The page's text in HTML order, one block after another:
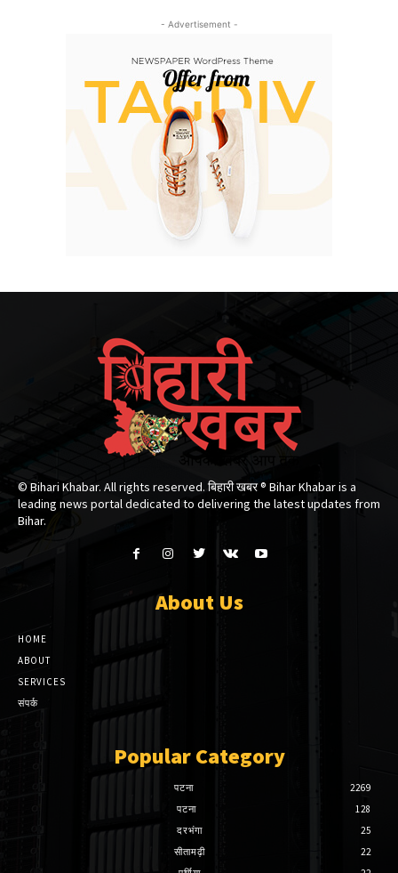
- Advertisement -
© Bihari Khabar. All rights reserved. बिहारी खबर ®​ Bihar Khabar is a
leading news portal dedicated to delivering the latest updates from
Bihar.
About Us
HOME
ABOUT
SERVICES
संपर्क
Popular Category
पटना
2269
पटना
128
दरभंगा
25
सीतामढ़ी
22